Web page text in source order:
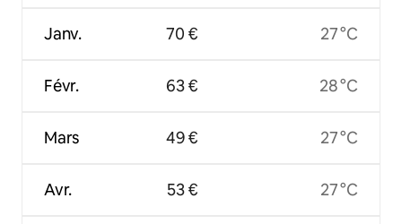
Janv.
Févr.
Mars
Avr.
70 €
63 €
49 €
53 €
27 °C
28 °C
27 °C
27 °C